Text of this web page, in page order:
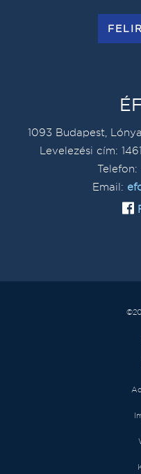
1093 Budapest,
Levelezési cím:
Telefon:
Email: